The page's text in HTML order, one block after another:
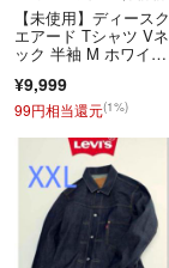
【未使用】ディースク
エアード Tシャツ Vネ
ック 半袖 M ホワイ
トレッチ メンズ 6M20
YG01
¥9,999
99円相当還元(1%)